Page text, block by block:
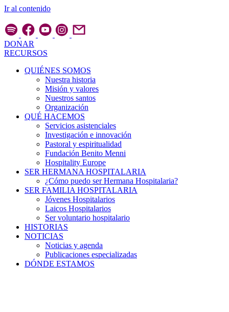
Ir al contenido
DONAR
RECURSOS
QUIÉNES SOMOS
Nuestra historia
Misión y valores
Nuestros santos
Organización
QUÉ HACEMOS
Servicios asistenciales
Investigación e innovación
Pastoral y espiritualidad
Fundación Benito Menni
Hospitality Europe
SER HERMANA HOSPITALARIA
¿Cómo puedo ser Hermana Hospitalaria?
SER FAMILIA HOSPITALARIA
Jóvenes Hospitalarios
Laicos Hospitalarios
Ser voluntario hospitalario
HISTORIAS
NOTICIAS
Noticias y agenda
Publicaciones especializadas
DÓNDE ESTAMOS